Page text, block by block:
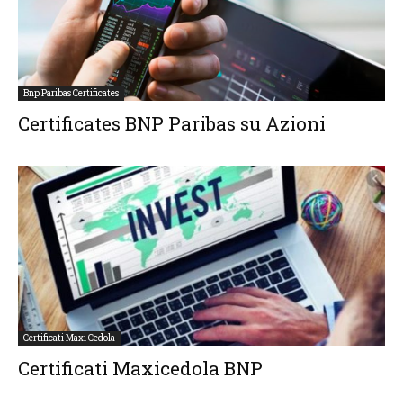
Bnp Paribas Certificates
Certificates BNP Paribas su Azioni
Certificati Maxi Cedola
Certificati Maxicedola BNP